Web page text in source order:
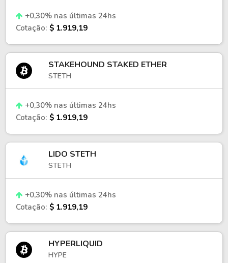
+0,30% nas últimas 24hs
Cotação: $ 1.919,19
STAKEHOUND STAKED ETHER
STETH
+0,30% nas últimas 24hs
Cotação: $ 1.919,19
LIDO STETH
STETH
+0,30% nas últimas 24hs
Cotação: $ 1.919,19
HYPERLIQUID
HYPE